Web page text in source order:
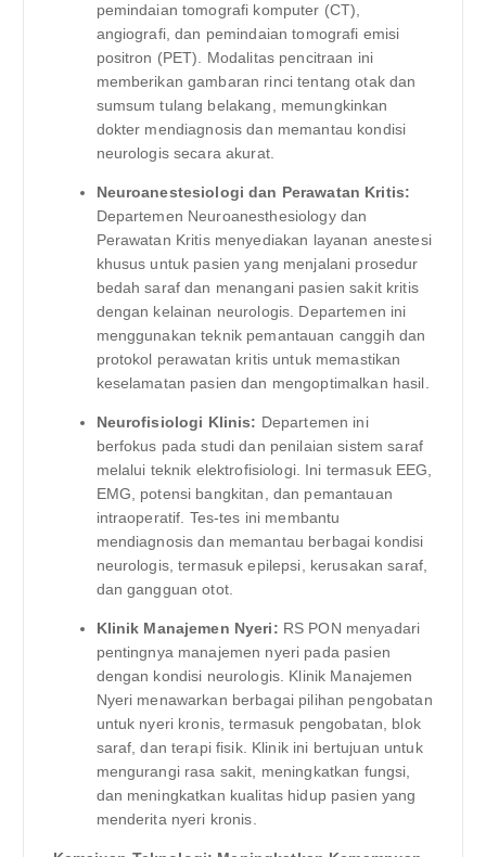
pemindaian tomografi komputer (CT),
angiografi, dan pemindaian tomografi emisi
positron (PET). Modalitas pencitraan ini
memberikan gambaran rinci tentang otak dan
sumsum tulang belakang, memungkinkan
dokter mendiagnosis dan memantau kondisi
neurologis secara akurat.
Neuroanestesiologi dan Perawatan Kritis:
Departemen Neuroanesthesiology dan
Perawatan Kritis menyediakan layanan anestesi
khusus untuk pasien yang menjalani prosedur
bedah saraf dan menangani pasien sakit kritis
dengan kelainan neurologis. Departemen ini
menggunakan teknik pemantauan canggih dan
protokol perawatan kritis untuk memastikan
keselamatan pasien dan mengoptimalkan hasil.
Neurofisiologi Klinis: Departemen ini
berfokus pada studi dan penilaian sistem saraf
melalui teknik elektrofisiologi. Ini termasuk EEG,
EMG, potensi bangkitan, dan pemantauan
intraoperatif. Tes-tes ini membantu
mendiagnosis dan memantau berbagai kondisi
neurologis, termasuk epilepsi, kerusakan saraf,
dan gangguan otot.
Klinik Manajemen Nyeri: RS PON menyadari
pentingnya manajemen nyeri pada pasien
dengan kondisi neurologis. Klinik Manajemen
Nyeri menawarkan berbagai pilihan pengobatan
untuk nyeri kronis, termasuk pengobatan, blok
saraf, dan terapi fisik. Klinik ini bertujuan untuk
mengurangi rasa sakit, meningkatkan fungsi,
dan meningkatkan kualitas hidup pasien yang
menderita nyeri kronis.